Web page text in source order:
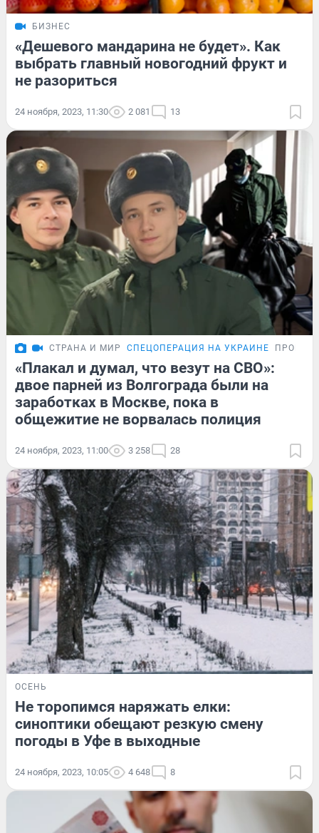
БИЗНЕС
«Дешевого мандарина не будет». Как
выбрать главный новогодний фрукт и
не разориться
24 ноября, 2023, 11:30 2 081 13
СТРАНА И МИР СПЕЦОПЕРАЦИЯ НА УКРАИНЕ
«Плакал и думал, что везут на СВО»:
двое парней из Волгограда были на
заработках в Москве, пока в
общежитие не ворвалась полиция
24 ноября, 2023, 11:00 3 258 28
ОСЕНЬ
Не торопимся наряжать елки:
синоптики обещают резкую смену
погоды в Уфе в выходные
24 ноября, 2023, 10:05 4 648 8